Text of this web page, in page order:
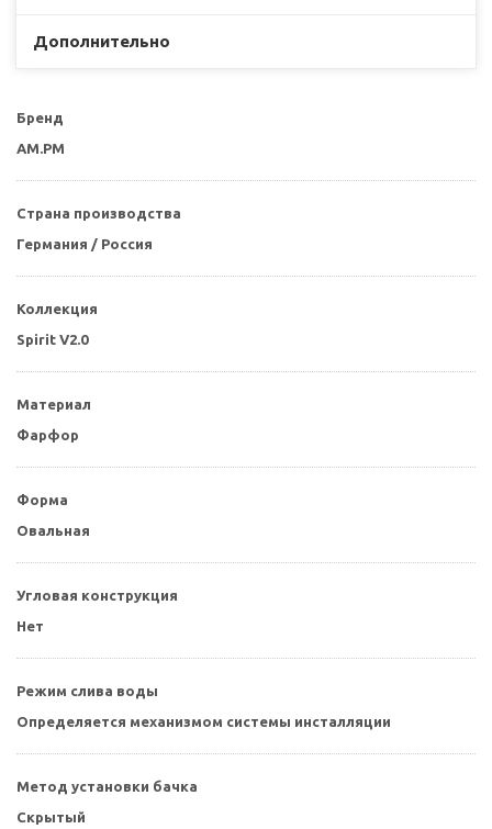
Дополнительно
Бренд
AM.PM
Страна производства
Германия / Россия
Коллекция
Spirit V2.0
Материал
Фарфор
Форма
Овальная
Угловая конструкция
Нет
Режим слива воды
Определяется механизмом системы инсталляции
Метод установки бачка
Скрытый